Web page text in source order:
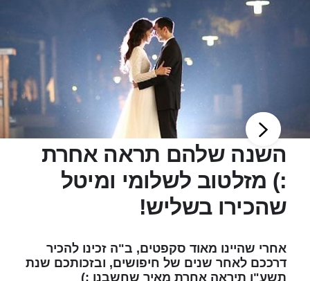
השנה שלהם תראה אחרת
:) מזלטוב לשלומי ומיטל
שהכירו בשליש!
אחרי שהיינו מאוד סקפטים, ב"ה זכינו להכיר
דרככם לאחר שנים של חיפושים, ובזכותכם שנת
תשע"ו תיראה אחרת מאיך שחשבנו :)